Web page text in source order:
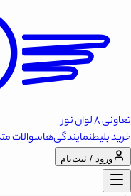
تعاونی 8 لوان نور
خرید بلیطنمایندگی‌هاسوالات
ورود / ثبت‌نام